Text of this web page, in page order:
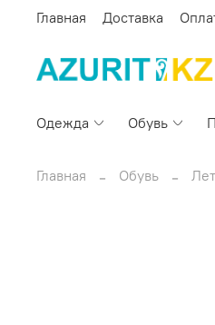
Главная Доставка
Одежда Обувь
Главная Обувь